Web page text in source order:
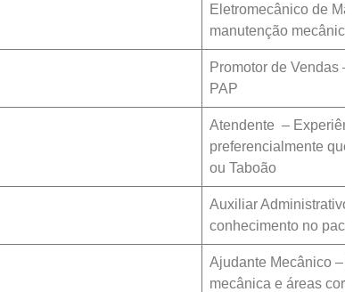
Eletromecânico de
manutenção
Promotor de
PAP
Atendente –
preferencialmente
ou Taboão
Auxiliar
conhecimento no
Ajudante Mecânico
mecânica e áreas